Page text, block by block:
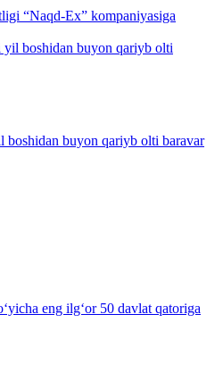
“Naqd-Ex” kompaniyasiga
boshidan buyon qariyb olti baravar
eng ilg‘or 50 davlat qatoriga